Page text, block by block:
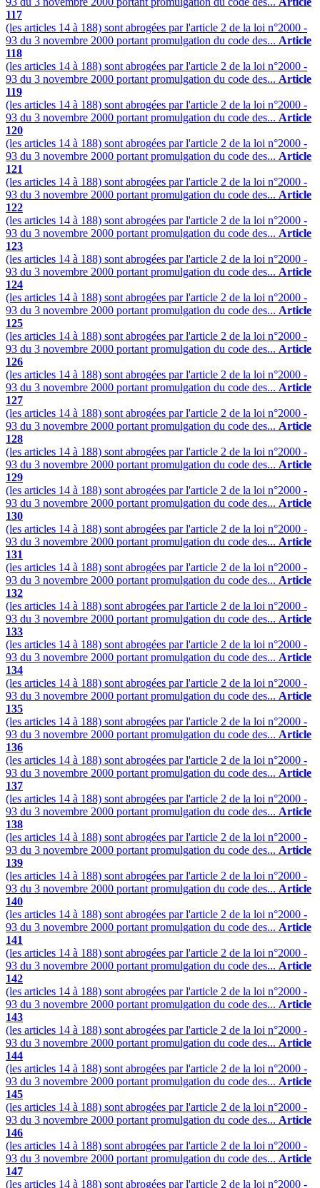
117
(les articles 14 à 188) sont abrogées par l'article 2 de la loi n°2000 -
93 du 3 novembre 2000 portant promulgation du code des... Article
118
(les articles 14 à 188) sont abrogées par l'article 2 de la loi n°2000 -
93 du 3 novembre 2000 portant promulgation du code des... Article
119
(les articles 14 à 188) sont abrogées par l'article 2 de la loi n°2000 -
93 du 3 novembre 2000 portant promulgation du code des... Article
120
(les articles 14 à 188) sont abrogées par l'article 2 de la loi n°2000 -
93 du 3 novembre 2000 portant promulgation du code des... Article
121
(les articles 14 à 188) sont abrogées par l'article 2 de la loi n°2000 -
93 du 3 novembre 2000 portant promulgation du code des... Article
122
(les articles 14 à 188) sont abrogées par l'article 2 de la loi n°2000 -
93 du 3 novembre 2000 portant promulgation du code des... Article
123
(les articles 14 à 188) sont abrogées par l'article 2 de la loi n°2000 -
93 du 3 novembre 2000 portant promulgation du code des... Article
124
(les articles 14 à 188) sont abrogées par l'article 2 de la loi n°2000 -
93 du 3 novembre 2000 portant promulgation du code des... Article
125
(les articles 14 à 188) sont abrogées par l'article 2 de la loi n°2000 -
93 du 3 novembre 2000 portant promulgation du code des... Article
126
(les articles 14 à 188) sont abrogées par l'article 2 de la loi n°2000 -
93 du 3 novembre 2000 portant promulgation du code des... Article
127
(les articles 14 à 188) sont abrogées par l'article 2 de la loi n°2000 -
93 du 3 novembre 2000 portant promulgation du code des... Article
128
(les articles 14 à 188) sont abrogées par l'article 2 de la loi n°2000 -
93 du 3 novembre 2000 portant promulgation du code des... Article
129
(les articles 14 à 188) sont abrogées par l'article 2 de la loi n°2000 -
93 du 3 novembre 2000 portant promulgation du code des... Article
130
(les articles 14 à 188) sont abrogées par l'article 2 de la loi n°2000 -
93 du 3 novembre 2000 portant promulgation du code des... Article
131
(les articles 14 à 188) sont abrogées par l'article 2 de la loi n°2000 -
93 du 3 novembre 2000 portant promulgation du code des... Article
132
(les articles 14 à 188) sont abrogées par l'article 2 de la loi n°2000 -
93 du 3 novembre 2000 portant promulgation du code des... Article
133
(les articles 14 à 188) sont abrogées par l'article 2 de la loi n°2000 -
93 du 3 novembre 2000 portant promulgation du code des... Article
134
(les articles 14 à 188) sont abrogées par l'article 2 de la loi n°2000 -
93 du 3 novembre 2000 portant promulgation du code des... Article
135
(les articles 14 à 188) sont abrogées par l'article 2 de la loi n°2000 -
93 du 3 novembre 2000 portant promulgation du code des... Article
136
(les articles 14 à 188) sont abrogées par l'article 2 de la loi n°2000 -
93 du 3 novembre 2000 portant promulgation du code des... Article
137
(les articles 14 à 188) sont abrogées par l'article 2 de la loi n°2000 -
93 du 3 novembre 2000 portant promulgation du code des... Article
138
(les articles 14 à 188) sont abrogées par l'article 2 de la loi n°2000 -
93 du 3 novembre 2000 portant promulgation du code des... Article
139
(les articles 14 à 188) sont abrogées par l'article 2 de la loi n°2000 -
93 du 3 novembre 2000 portant promulgation du code des... Article
140
(les articles 14 à 188) sont abrogées par l'article 2 de la loi n°2000 -
93 du 3 novembre 2000 portant promulgation du code des... Article
141
(les articles 14 à 188) sont abrogées par l'article 2 de la loi n°2000 -
93 du 3 novembre 2000 portant promulgation du code des... Article
142
(les articles 14 à 188) sont abrogées par l'article 2 de la loi n°2000 -
93 du 3 novembre 2000 portant promulgation du code des... Article
143
(les articles 14 à 188) sont abrogées par l'article 2 de la loi n°2000 -
93 du 3 novembre 2000 portant promulgation du code des... Article
144
(les articles 14 à 188) sont abrogées par l'article 2 de la loi n°2000 -
93 du 3 novembre 2000 portant promulgation du code des... Article
145
(les articles 14 à 188) sont abrogées par l'article 2 de la loi n°2000 -
93 du 3 novembre 2000 portant promulgation du code des... Article
146
(les articles 14 à 188) sont abrogées par l'article 2 de la loi n°2000 -
93 du 3 novembre 2000 portant promulgation du code des... Article
147
(les articles 14 à 188) sont abrogées par l'article 2 de la loi n°2000 -